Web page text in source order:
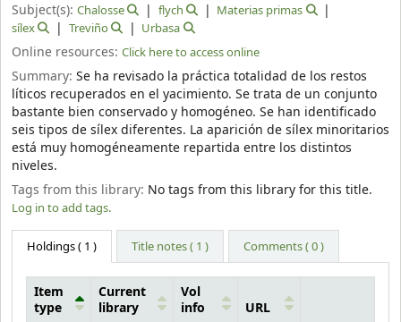
Subject(s): Chalosse flych
Materias primas
sílex
Treviño Urbasa
Online resources: Click here to access online
Summary: Se ha revisado la práctica totalidad de los restos
líticos recuperados en el yacimiento. Se trata de un conjunto
bastante bien conservado y homogéneo. Se han identificado
seis tipos de sílex diferentes. La aparición de sílex minoritarios
está muy homogéneamente repartida entre los distintos
niveles.
Tags from this library: No tags from this library for this title.
Log in to add tags.
Holdings( 1 ) Title notes ( 1 ) Comments ( 0 )
Item
type
Current
library
Vol
info
URL